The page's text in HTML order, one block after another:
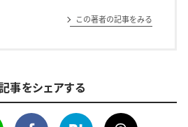
この著者の記事をみる
事をシェアする